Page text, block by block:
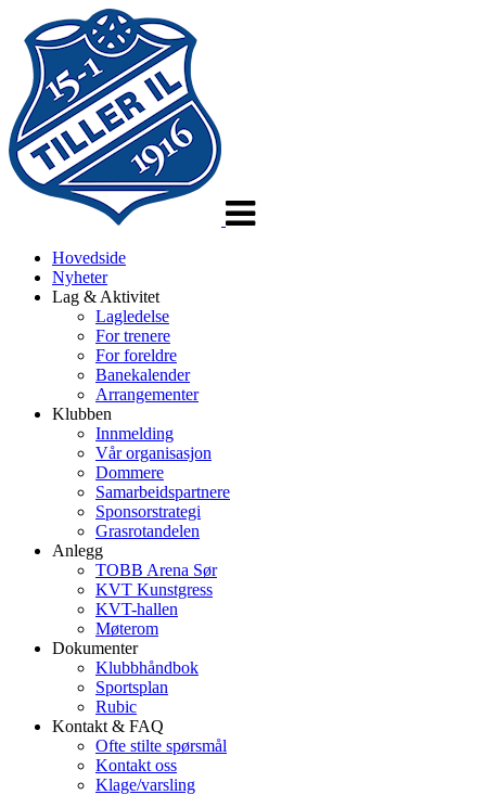
Hovedside
Nyheter
Lag & Aktivitet
Lagledelse
For trenere
For foreldre
Banekalender
Arrangementer
Klubben
Innmelding
Vår organisasjon
Dommere
Samarbeidspartnere
Sponsorstrategi
Grasrotandelen
Anlegg
TOBB Arena Sør
KVT Kunstgress
KVT-hallen
Møterom
Dokumenter
Klubbhåndbok
Sportsplan
Rubic
Kontakt & FAQ
Ofte stilte spørsmål
Kontakt oss
Klage/varsling